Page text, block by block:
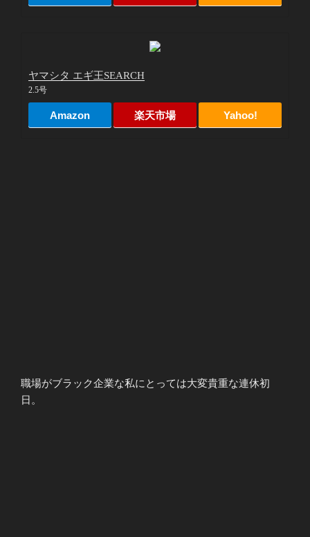
ヤマシタ エギ王SEARCH
2.5号
Amazon 楽天市場 Yahoo!
職場がブラック企業な私にとっては大変貴重な連休初
日。